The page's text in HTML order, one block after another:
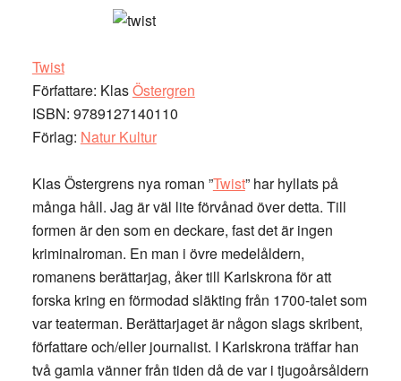
Twist
Författare: KlasÖstergren
ISBN: 9789127140110
Förlag: Natur Kultur
Klas Östergrens nya roman ”Twist” har hyllats på
många håll. Jag är väl lite förvånad över detta. Till
formen är den som en deckare, fast det är ingen
kriminalroman. En man i övre medelåldern,
romanens berättarjag, åker till Karlskrona för att
forska kring en förmodad släkting från 1700-talet som
var teaterman. Berättarjaget är någon slags skribent,
författare och/eller journalist. I Karlskrona träffar han
två gamla vänner från tiden då de var i tjugoårsåldern